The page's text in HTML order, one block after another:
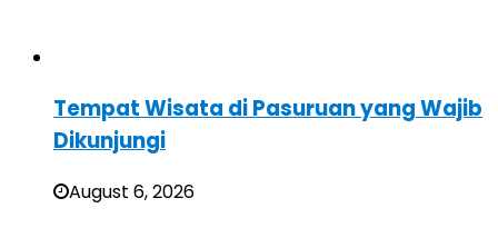
Tempat Wisata di Pasuruan yang Wajib
Dikunjungi
August 6, 2026